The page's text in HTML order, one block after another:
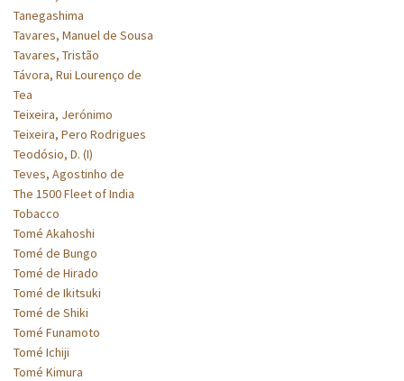
Tanegashima
Tavares, Manuel de Sousa
Tavares, Tristão
Távora, Rui Lourenço de
Tea
Teixeira, Jerónimo
Teixeira, Pero Rodrigues
Teodósio, D. (I)
Teves, Agostinho de
The 1500 Fleet of India
Tobacco
Tomé Akahoshi
Tomé de Bungo
Tomé de Hirado
Tomé de Ikitsuki
Tomé de Shiki
Tomé Funamoto
Tomé Ichiji
Tomé Kimura